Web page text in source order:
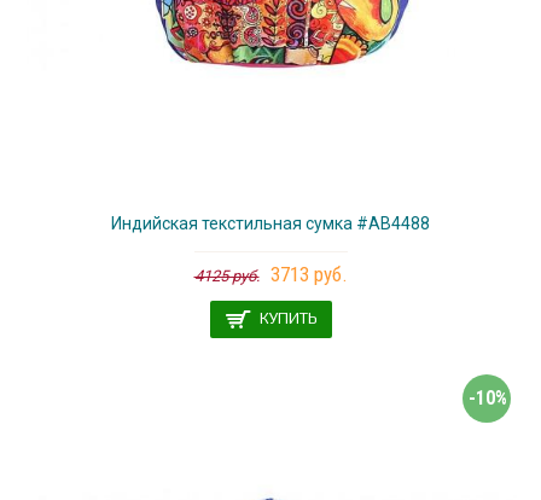
Индийская текстильная сумка #АВ4488
4125 руб. 3713 руб.
КУПИТЬ
-10%